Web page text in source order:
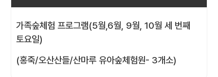
가족숲체험 프로그램(5월,6월, 9월, 10월 세 번째
토요일)
(홍죽/오산산들/산마루 유아숲체험원- 3개소)